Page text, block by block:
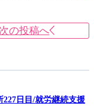
次の投稿へ
227日目/就労継続支援